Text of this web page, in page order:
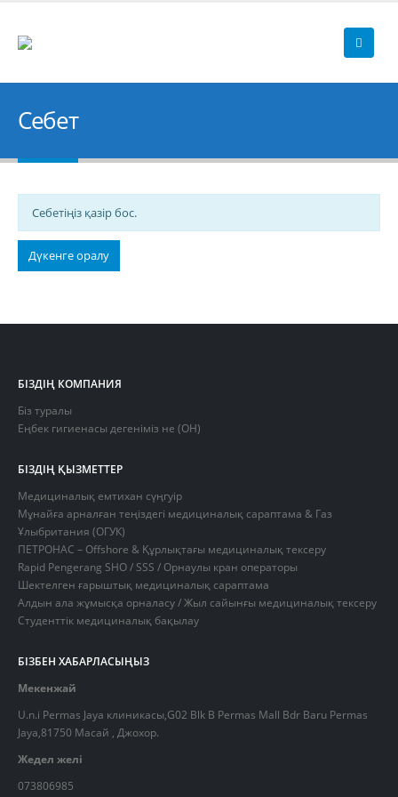
Себет
Себетіңіз қазір бос.
Дүкенге оралу
БІЗДІҢ КОМПАНИЯ
Біз туралы
Еңбек гигиенасы дегеніміз не (OH)
БІЗДІҢ ҚЫЗМЕТТЕР
Медициналық емтихан сүңгуір
Мұнайға арналған теңіздегі медициналық сараптама & Газ
Ұлыбритания (ОГУК)
ПЕТРОНАС – Offshore & Құрлықтағы медициналық тексеру
Rapid Pengerang SHO / SSS / Орнаулы кран операторы
Шектелген ғарыштық медициналық сараптама
Алдын ала жұмысқа орналасу / Жыл сайынғы медициналық тексеру
Студенттік медициналық бақылау
БІЗБЕН ХАБАРЛАСЫҢЫЗ
Мекенжай
U.n.i Permas Jaya клиникасы,G02 Blk B Permas Mall Bdr Baru Permas
Jaya,81750 Масай , Джохор.
Жедел желі
073806985